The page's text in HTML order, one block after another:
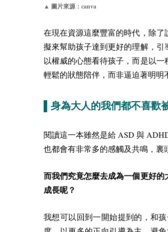
▲ 圖片來源： canva
在現在資源這麼豐富的時代，除
擬來幫助孩子達到更好的理解，
以權威的心態看待孩子，而是以
輕鬆的狀態陪伴，而非逼迫著明明
▌身為大人的我們都不喜歡
閱讀這一本雖然是給 ASD與
也都會有非常多的感觸及共鳴，裏
而我們究竟怎麼去成為一個更好
成長呢？
我想可以回到一開始提到的，和